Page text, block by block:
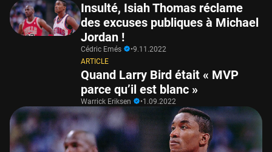
Insulté, Isiah Thomas réclame
des excuses publiques à Michael
Jordan !
Cédric Emés •9.11.2022
ARTICLE
Quand Larry Bird était « MVP
parce qu’il est blanc »
Warrick Eriksen •1.09.2022